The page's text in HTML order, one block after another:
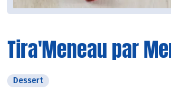
Tira'Meneau par
Dessert